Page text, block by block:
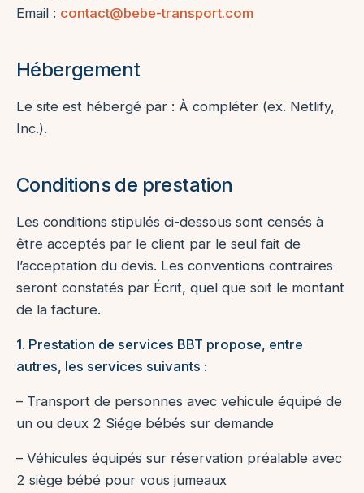
Email : contact@bebe-transport.com
Hébergement
Le site est hébergé par : À compléter (ex. Netlify,
Inc.).
Conditions de prestation
Les conditions stipulés ci-dessous sont censés à
être acceptés par le client par le seul fait de
l’acceptation du devis. Les conventions contraires
seront constatés par Écrit, quel que soit le montant
de la facture.
1. Prestation de services BBT propose, entre
autres, les services suivants :
– Transport de personnes avec vehicule équipé de
un ou deux 2 Siége bébés sur demande
– Véhicules équipés sur réservation préalable avec
2 siège bébé pour vous jumeaux